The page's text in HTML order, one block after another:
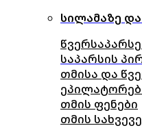
სილამაზე
საპარსის
თმისა და
თმის ფენები
თმის